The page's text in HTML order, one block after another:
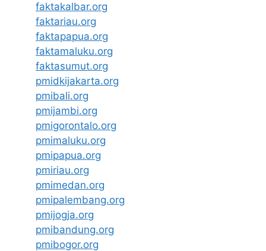
faktakalbar.org
faktariau.org
faktapapua.org
faktamaluku.org
faktasumut.org
pmidkijakarta.org
pmibali.org
pmijambi.org
pmigorontalo.org
pmimaluku.org
pmipapua.org
pmiriau.org
pmimedan.org
pmipalembang.org
pmijogja.org
pmibandung.org
pmibogor.org